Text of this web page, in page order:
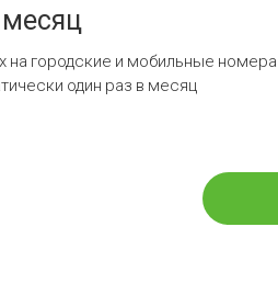
на городские и мобильные
один раз в месяц